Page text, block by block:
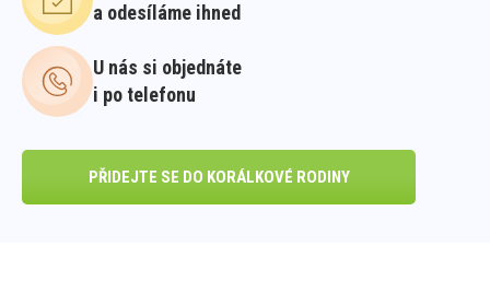
a odesíláme ihned
U nás si objednáte
i po telefonu
PŘIDEJTE SE DO KORÁLKOVÉ RODINY